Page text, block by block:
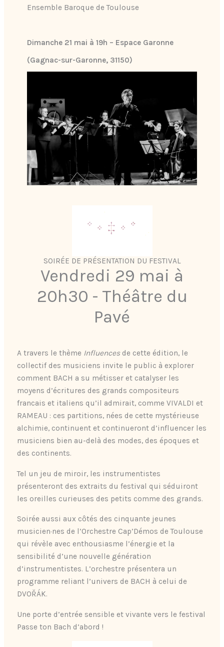
Ensemble Baroque de Toulouse
Dimanche 21 mai à 19h – Espace Garonne
(Gagnac-sur-Garonne, 31150)
SOIRÉE DE PRÉSENTATION DU FESTIVAL
Vendredi 29 mai à
20h30 - Théâtre du
Pavé
A travers le thème Influences de cette édition, le
collectif des musiciens invite le public à explorer
comment BACH a su métisser et catalyser les
moyens d’écritures des grands compositeurs
francais et italiens qu’il admirait, comme VIVALDI et
RAMEAU : ces partitions, nées de cette mystérieuse
alchimie, continuent et continueront d’influencer les
musiciens bien au-delà des modes, des époques et
des continents.
Tel un jeu de miroir, les instrumentistes
présenteront des extraits du festival qui séduiront
les oreilles curieuses des petits comme des grands.
Soirée aussi aux côtés des cinquante jeunes
musicien·nes de l’Orchestre Cap’Démos de Toulouse
qui révèle avec enthousiasme l’énergie et la
sensibilité d’une nouvelle génération
d’instrumentistes. L’orchestre présentera un
programme reliant l’univers de BACH à celui de
DVOŘÁK.
Une porte d’entrée sensible et vivante vers le festival
Passe ton Bach d’abord !